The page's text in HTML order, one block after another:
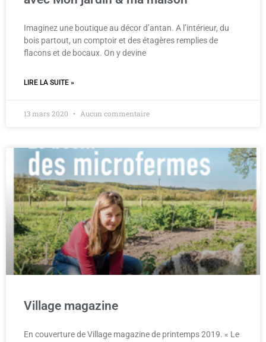
Imaginez une boutique au décor d’antan. A l’intérieur, du
bois partout, un comptoir et des étagères remplies de
flacons et de bocaux. On y devine
LIRE LA SUITE »
13 mars 2020 Aucun commentaire
Village magazine
En couverture de Village magazine de printemps 2019. « Le